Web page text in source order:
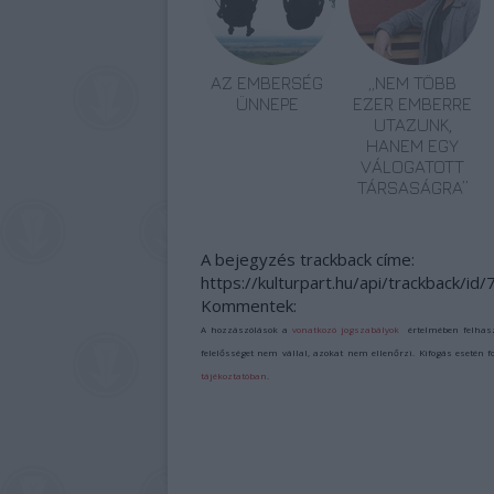
AZ EMBERSÉG
ÜNNEPE
„NEM TÖBB
EZER EMBERRE
UTAZUNK,
HANEM EGY
VÁLOGATOTT
TÁRSASÁGRA”
A bejegyzés trackback címe:
https://kulturpart.hu/api/trackback/id/
Kommentek:
A hozzászólások avonatkozó jogszabályok értelmében
felelősséget nem vállal, azokat nem ellenőrzi. Kifogás esetén
tájékoztatóban